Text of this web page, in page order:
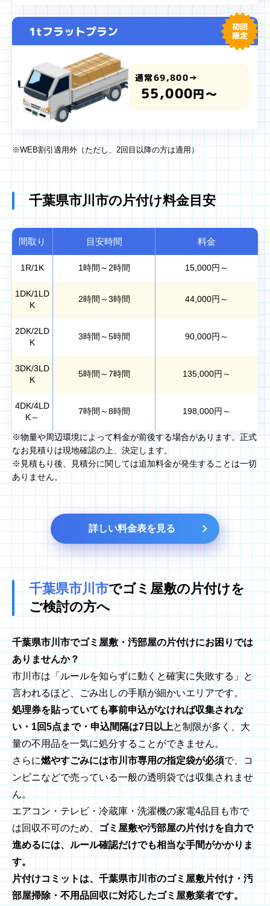
1tフラットプラン
初回
限定
通常69,800→
55,000円～
※WEB割引適用外（ただし、2回目以降の方は適用）
千葉県市川市の片付け料金目安
間取り 目安時間 料金
1R/1K 1時間～2時間 15,000円～
1DK/1LD
K
2時間～3時間 44,000円～
2DK/2LD
K
3時間～5時間 90,000円～
3DK/3LD
K
5時間～7時間 135,000円～
4DK/4LD
K～
7時間～8時間 198,000円～
※物量や周辺環境によって料金が前後する場合があります。正式
なお見積りは現地確認の上、決定します。
※見積もり後、見積分に関しては追加料金が発生することは一切
ありません。
詳しい料金表を見る
千葉県市川市でゴミ屋敷の片付けを
ご検討の方へ
千葉県市川市でゴミ屋敷・汚部屋の片付けにお困りでは
ありませんか？
市川市は「ルールを知らずに動くと確実に失敗する」と
言われるほど、ごみ出しの手順が細かいエリアです。
処理券を貼っていても事前申込がなければ収集されな
い・1回5点まで・申込間隔は7日以上と制限が多く、大
量の不用品を一気に処分することができません。
さらに燃やすごみには市川市専用の指定袋が必須で、コ
ンビニなどで売っている一般の透明袋では収集されませ
ん。
エアコン・テレビ・冷蔵庫・洗濯機の家電4品目も市で
は回収不可のため、
ゴミ屋敷や汚部屋の片付けを自力で
進めるには、ルール確認だけでも相当な手間がかかりま
す。
片付けコミットは、千葉県市川市のゴミ屋敷片付け・汚
部屋掃除・不用品回収に対応したゴミ屋敷業者です。